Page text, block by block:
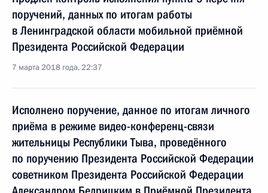
поручений, данных по итогам работы
в Ленинградской области мобильной приёмной
Президента Российской Федерации
7 марта 2018 года, 22:37
Исполнено поручение, данное по итогам личного
приёма в режиме видео-конференц-связи
жительницы Республики Тыва, проведённого
по поручению Президента Российской Федерации
советником Президента Российской Федерации